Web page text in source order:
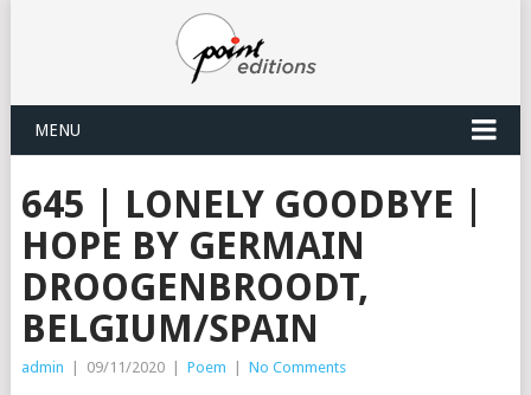
MENU
645 | LONELY GOODBYE |
HOPE BY GERMAIN
DROOGENBROODT,
BELGIUM/SPAIN
admin 09/11/2020 Poem No Comments